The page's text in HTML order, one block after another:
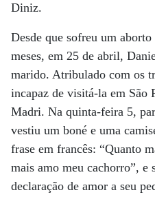
Diniz.
Desde que sofreu um
meses, em 25 de abril,
marido. Atribulado com os
incapaz de visitá-la em São
Madri. Na quinta-feira 5,
vestiu um boné e uma
frase em francês: “Quanto
mais amo meu cachorro”, e
declaração de amor a seu